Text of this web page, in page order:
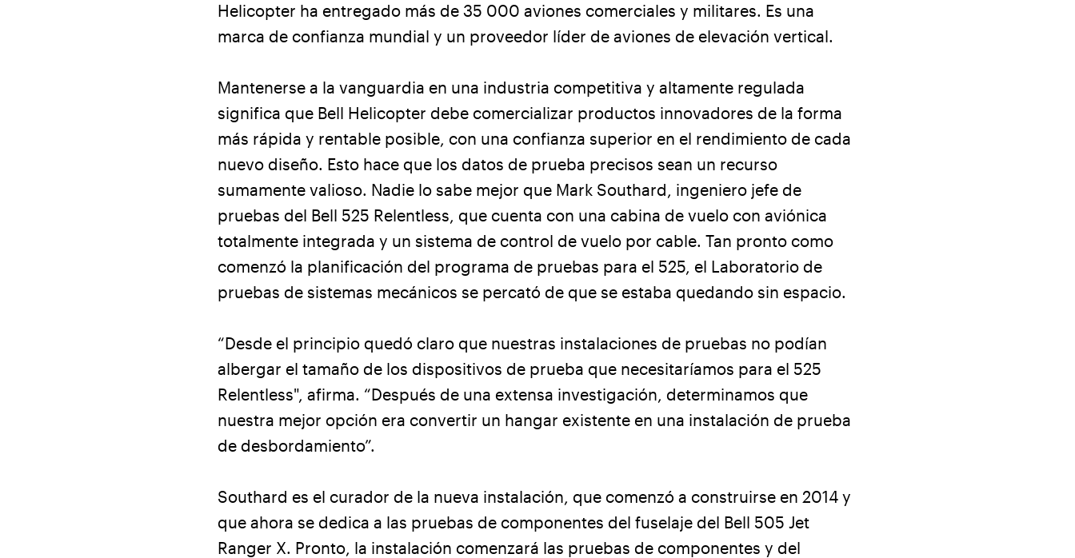
Helicopter ha entregado más de 35 000 aviones comerciales y militares. Es una
marca de confianza mundial y un proveedor líder de aviones de elevación vertical.
Mantenerse a la vanguardia en una industria competitiva y altamente regulada
significa que Bell Helicopter debe comercializar productos innovadores de la forma
más rápida y rentable posible, con una confianza superior en el rendimiento de cada
nuevo diseño. Esto hace que los datos de prueba precisos sean un recurso
sumamente valioso. Nadie lo sabe mejor que Mark Southard, ingeniero jefe de
pruebas del Bell 525 Relentless, que cuenta con una cabina de vuelo con aviónica
totalmente integrada y un sistema de control de vuelo por cable. Tan pronto como
comenzó la planificación del programa de pruebas para el 525, el Laboratorio de
pruebas de sistemas mecánicos se percató de que se estaba quedando sin espacio.
“Desde el principio quedó claro que nuestras instalaciones de pruebas no podían
albergar el tamaño de los dispositivos de prueba que necesitaríamos para el 525
Relentless", afirma. “Después de una extensa investigación, determinamos que
nuestra mejor opción era convertir un hangar existente en una instalación de prueba
de desbordamiento”.
Southard es el curador de la nueva instalación, que comenzó a construirse en 2014 y
que ahora se dedica a las pruebas de componentes del fuselaje del Bell 505 Jet
Ranger X. Pronto, la instalación comenzará las pruebas de componentes y del